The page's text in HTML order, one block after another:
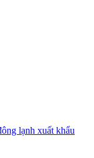
lạnh xuất khẩu